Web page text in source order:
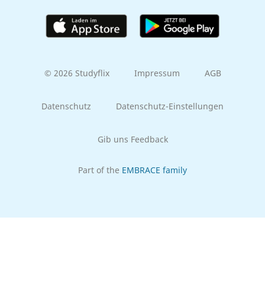
© 2026 Studyflix Impressum AGB
Datenschutz Datenschutz-Einstellungen
Gib uns Feedback
Part of the EMBRACE family